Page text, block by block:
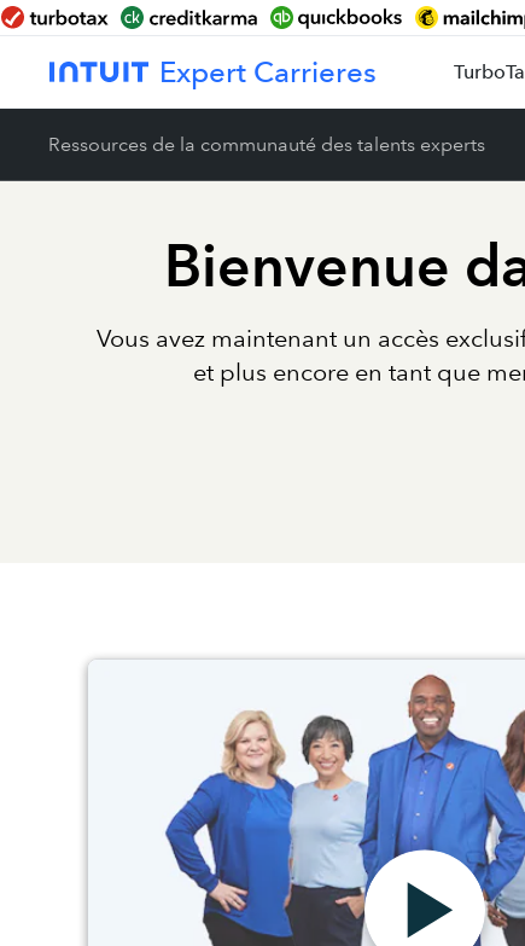
Expert Carrieres
Ressources de la communauté des talents experts
Bienvenue
Vous avez maintenant un accès
et plus encore en tant que